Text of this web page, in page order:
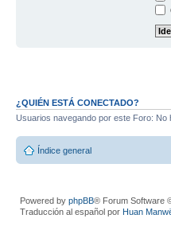
¿QUIÉN ESTÁ CONECTADO?
Usuarios navegando por este Foro:
Índice general
Powered by phpBB® Forum Software
Traducción al español por Huan